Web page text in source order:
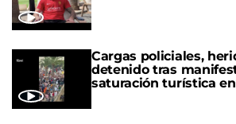
Cargas policiales,
detenido tras
saturación turística